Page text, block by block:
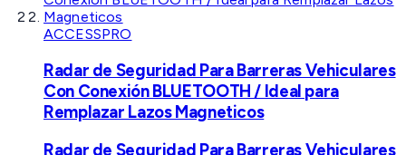
ACCESSPRO
Radar de Seguridad Para Barreras Vehiculares
Con Conexión BLUETOOTH / Ideal para
Remplazar Lazos Magneticos
Radar de Seguridad Para Barreras Vehiculares